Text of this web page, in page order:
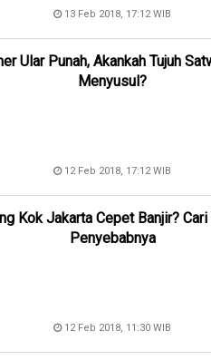
13 Feb 2018, 17:12 WIB
Ular Punah, Akankah Tujuh
Menyusul?
12 Feb 2018, 17:12 WIB
Kok Jakarta Cepet Banjir? Cari
Penyebabnya
12 Feb 2018, 11:30 WIB